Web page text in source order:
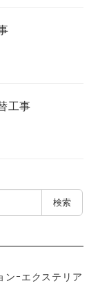
工事
検索
ｰエクステリア